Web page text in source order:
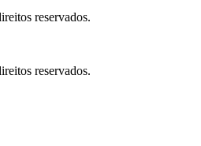
reservados.
reservados.